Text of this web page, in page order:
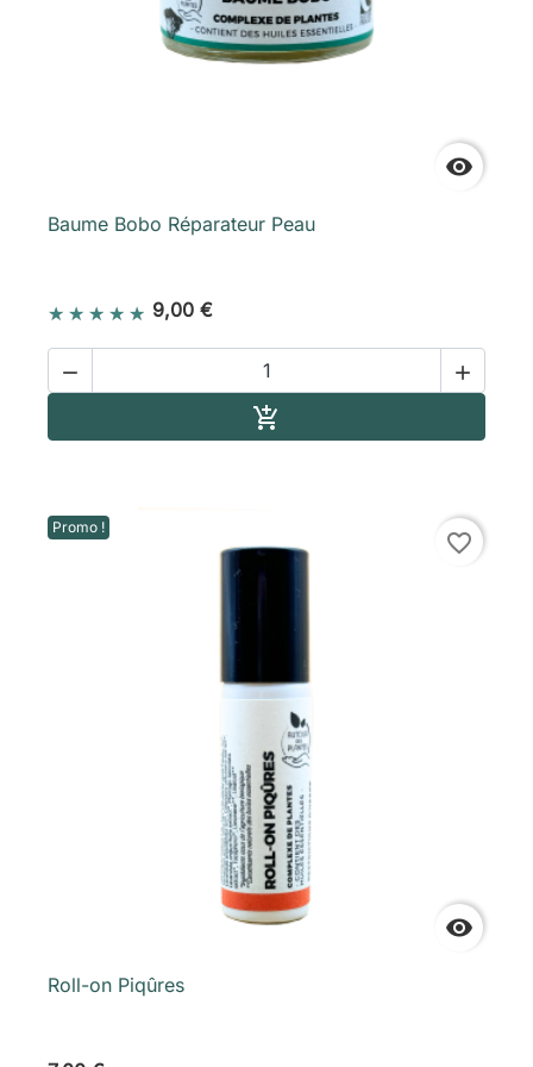

Baume Bobo Réparateur Peau
9,00 €
 

Promo !

favorite_border
Roll-on Piqûres